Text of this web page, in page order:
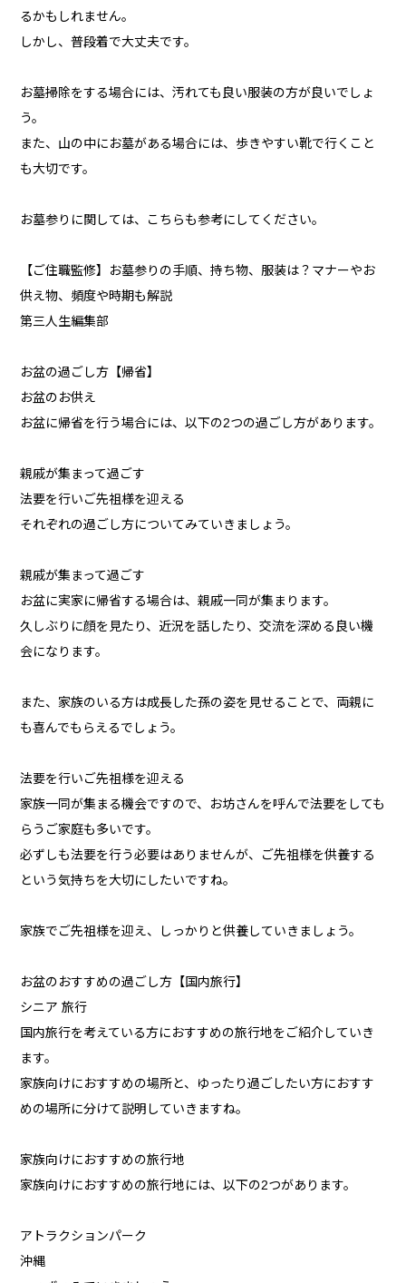
るかもしれません。
しかし、普段着で大丈夫です。
お墓掃除をする場合には、汚れても良い服装の方が良いでしょ
う。
また、山の中にお墓がある場合には、歩きやすい靴で行くこと
も大切です。
お墓参りに関しては、こちらも参考にしてください。
【ご住職監修】お墓参りの手順、持ち物、服装は？マナーやお
供え物、頻度や時期も解説
第三人生編集部
お盆の過ごし方【帰省】
お盆のお供え
お盆に帰省を行う場合には、以下の2つの過ごし方があります。
親戚が集まって過ごす
法要を行いご先祖様を迎える
それぞれの過ごし方についてみていきましょう。
親戚が集まって過ごす
お盆に実家に帰省する場合は、親戚一同が集まります。
久しぶりに顔を見たり、近況を話したり、交流を深める良い機
会になります。
また、家族のいる方は成長した孫の姿を見せることで、両親に
も喜んでもらえるでしょう。
法要を行いご先祖様を迎える
家族一同が集まる機会ですので、お坊さんを呼んで法要をしても
らうご家庭も多いです。
必ずしも法要を行う必要はありませんが、ご先祖様を供養する
という気持ちを大切にしたいですね。
家族でご先祖様を迎え、しっかりと供養していきましょう。
お盆のおすすめの過ごし方【国内旅行】
シニア 旅行
国内旅行を考えている方におすすめの旅行地をご紹介していき
ます。
家族向けにおすすめの場所と、ゆったり過ごしたい方におすす
めの場所に分けて説明していきますね。
家族向けにおすすめの旅行地
家族向けにおすすめの旅行地には、以下の2つがあります。
アトラクションパーク
沖縄